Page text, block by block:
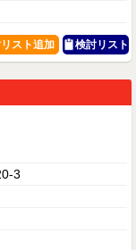
検討リスト
3